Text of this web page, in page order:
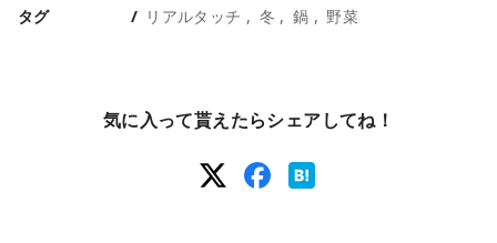
タグ
リアルタッチ 冬 鍋 野菜
気に入って貰えたらシェアしてね！